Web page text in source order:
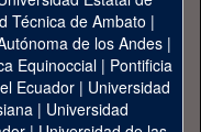
Técnica de Ambato |
de los Andes|
Equinoccial| Pontificia
Ecuador | Universidad
| Universidad